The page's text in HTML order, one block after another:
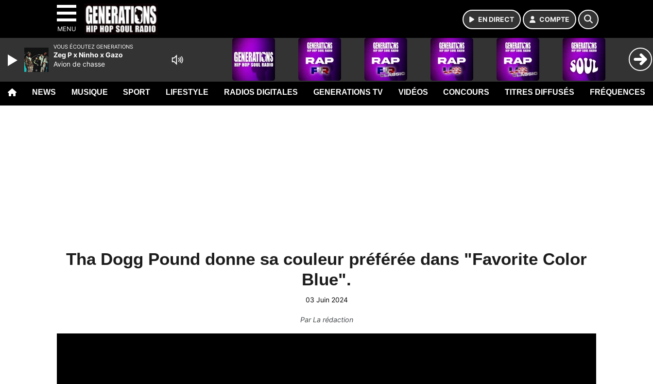
MENU
EN DIRECT COMPTE
NEWS MUSIQUE SPORT LIFESTYLE RADIOS DIGITALES GENERATIONS TV VIDÉOS CONCOURS TITRES DIFFUSÉS FRÉQUENCES
Tha Dogg Pound donne sa couleur préférée dans "Favorite Color
Blue".
03 Juin 2024
ParLa rédaction
VOUS ÉCOUTEZ GENERATIONS
Zeg P x Ninho x Gazo
Avion de chasse